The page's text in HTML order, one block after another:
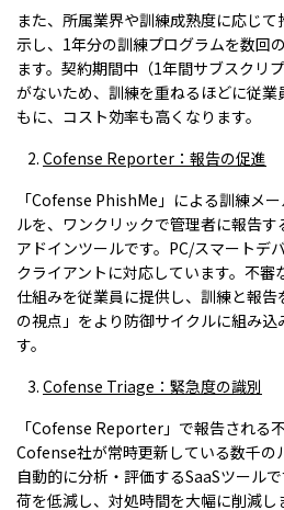
また、所属業界や訓練成熟度に応じ
示し、1年分の訓練プログラムを数回
ます。契約期間中（1年間サブスクリ
がないため、訓練を重ねるほどに従
もに、コスト効率も高くなります。
Cofense Reporter ：報告の促進
「Cofense PhishMe」による訓練メ
ルを、ワンクリックで管理者に報告
アドインツールです。PC/スマートデ
クライアントに対応しています。不審
仕組みを従業員に提供し、訓練と報告
の視点」をより防御サイクルに組み
す。
Cofense Triage ：緊急度の識別
「Cofense Reporter」で報告される
Cofense社が常時更新している数千の
自動的に分析・評価するSaaSツール
荷を低減し、対処時間を大幅に削減し